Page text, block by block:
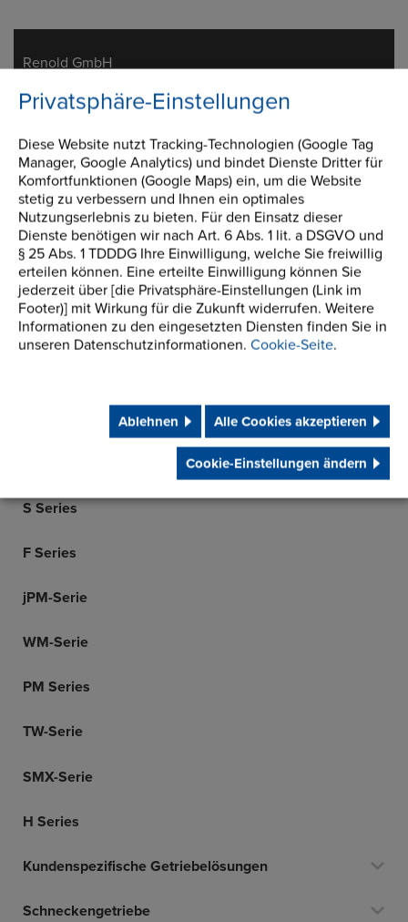
Privatsphäre-Einstellungen
Diese Website nutzt Tracking-Technologien (Google Tag
Manager, Google Analytics) und bindet Dienste Dritter für
Komfortfunktionen (Google Maps) ein, um die Website
stetig zu verbessern und Ihnen ein optimales
Nutzungserlebnis zu bieten. Für den Einsatz dieser
Dienste benötigen wir nach Art. 6 Abs. 1 lit. a DSGVO und
§ 25 Abs. 1 TDDDG Ihre Einwilligung, welche Sie freiwillig
erteilen können. Eine erteilte Einwilligung können Sie
jederzeit über [die Privatsphäre-Einstellungen (Link im
Footer)] mit Wirkung für die Zukunft widerrufen. Weitere
Informationen zu den eingesetzten Diensten finden Sie in
unseren Datenschutzinformationen. Cookie-Seite.
Ablehnen Alle Cookies akzeptieren
Cookie-Einstellungen ändern
Adresse
Renold GmbH
37574 Einbeck-Juliusmühle
Telefon/Fax
t:+49 (0) 5562 810
f:+49 (0) 5562 81 130
info@renold.de
Zahnketten
Antriebsketten
S Series
F Series
jPM-Serie
WM-Serie
PM Series
TW-Serie
SMX-Serie
H Series
Kundenspezifische Getriebelösungen
Schneckengetriebe